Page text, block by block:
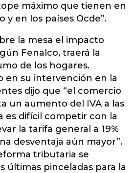
máximo que tienen en
y en los países Ocde”.
la mesa el impacto
Fenalco, traerá la
de los hogares.
en su intervención en la
dijo que “el comercio
un aumento del IVA a las
es difícil competir con la
la tarifa general a 19%
desventaja aún mayor”.
tributaria se
últimas pinceladas para la